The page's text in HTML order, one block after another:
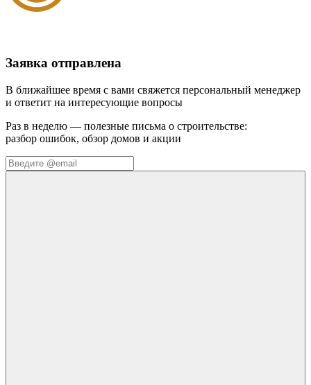
Заявка отправлена
В ближайшее время с вами свяжется персональный менеджер
и ответит на интересующие вопросы
Раз в неделю — полезные письма о строительстве:
разбор ошибок, обзор домов и акции